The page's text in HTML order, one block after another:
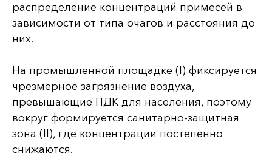
распределение концентраций примесей в
зависимости от типа очагов и расстояния до
них.
На промышленной площадке (I) фиксируется
чрезмерное загрязнение воздуха,
превышающие ПДК для населения, поэтому
вокруг формируется санитарно-защитная
зона (II), где концентрации постепенно
снижаются.